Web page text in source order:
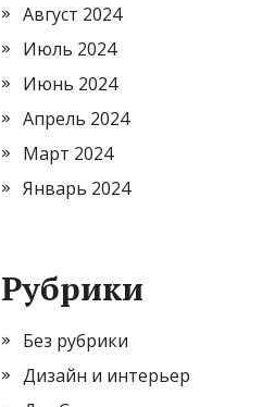
Август 2024
Июль 2024
Июнь 2024
Апрель 2024
Март 2024
Январь 2024
Рубрики
Без рубрики
Дизайн и интерьер